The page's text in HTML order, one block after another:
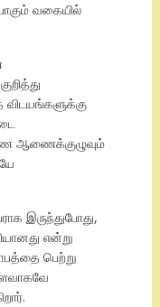
வகையில்
விடயங்களுக்கு
ஆணைக்குழுவும்
இருந்துபோது,
என்று
பெற்று